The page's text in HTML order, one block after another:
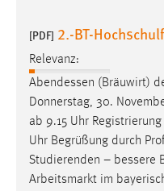
[PDF] 2.-BT-
Relevanz:
Abendessen (Bräuwirt)
Donnerstag, 30.
ab 9.15 Uhr
Uhr Begrüßung durch
Studierenden – bessere
Arbeitsmarkt im